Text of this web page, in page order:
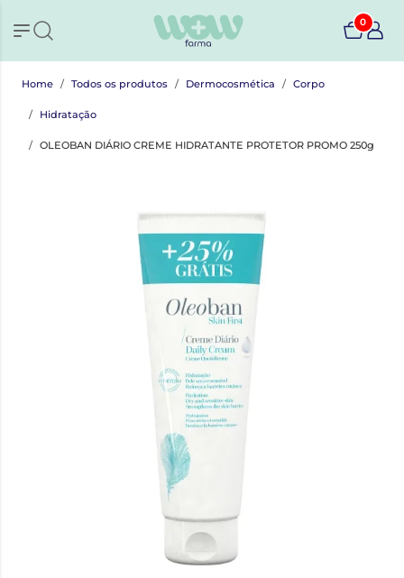
0
Home Todos os produtos Dermocosmética Corpo
Hidratação
OLEOBAN DIÁRIO CREME HIDRATANTE PROTETOR PROMO 250g